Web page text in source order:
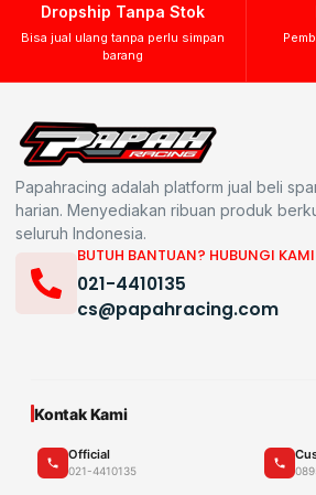
Dropship Tanpa Stok
Bisa jual ulang tanpa perlu simpan
barang
Papahracing adalah platform jual beli
harian. Menyediakan ribuan produk
seluruh Indonesia.
BUTUH BANTUAN? HUBUNGI KAMI
021-4410135
cs@papahracing.com
Kontak Kami
Official
021-4410135